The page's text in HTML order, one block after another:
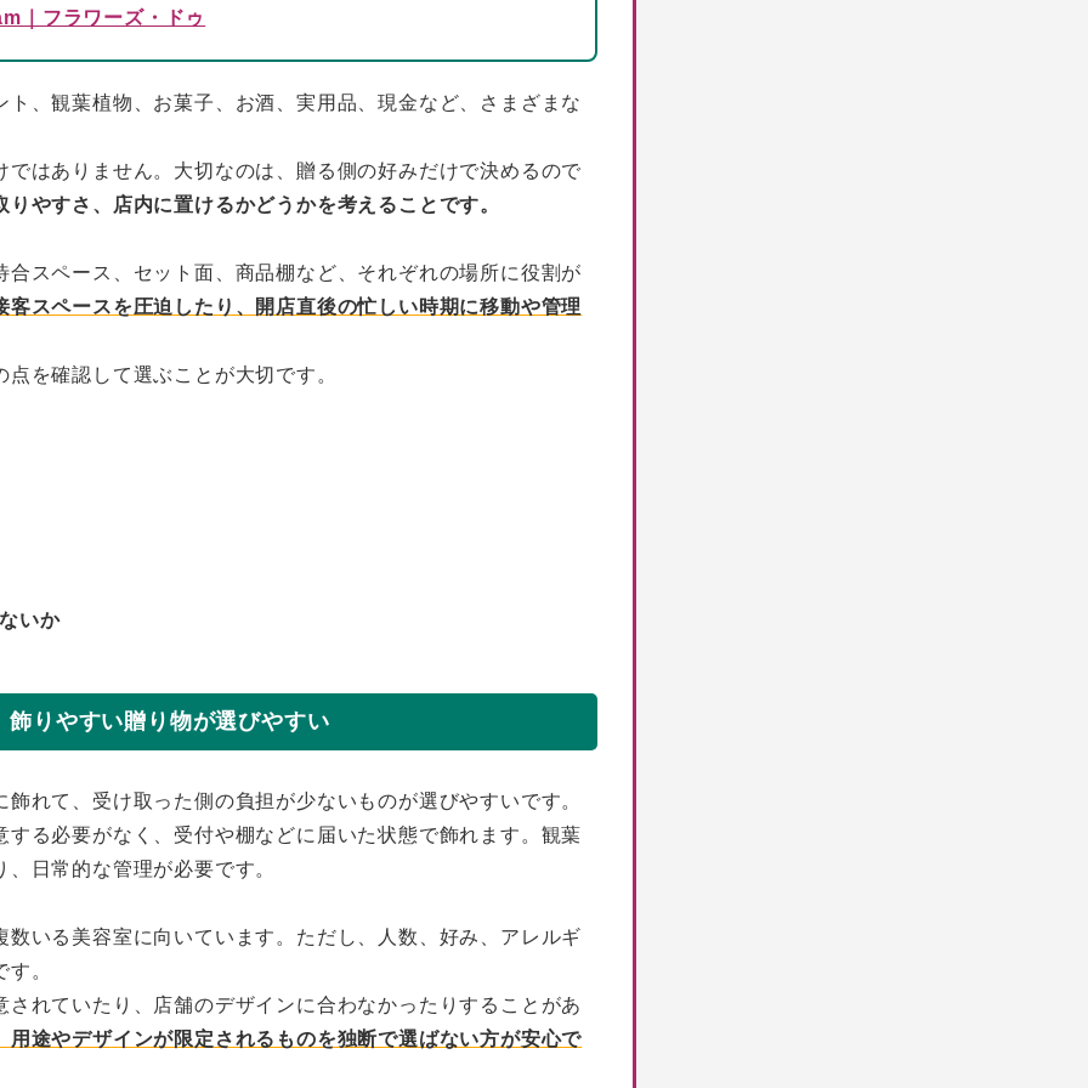
｜フラワーズ・ドゥ
、観葉植物、お菓子、お酒、実用品、現金など、さまざまな
はありません。大切なのは、贈る側の好みだけで決めるので
やすさ、店内に置けるかどうかを考えることです。
スペース、セット面、商品棚など、それぞれの場所に役割が
スペースを圧迫したり、開店直後の忙しい時期に移動や管理
を確認して選ぶことが大切です。
いか
飾りやすい贈り物が選びやすい
れて、受け取った側の負担が少ないものが選びやすいです。
する必要がなく、受付や棚などに届いた状態で飾れます。観葉
日常的な管理が必要です。
いる美容室に向いています。ただし、人数、好み、アレルギ
。
れていたり、店舗のデザインに合わなかったりすることがあ
途やデザインが限定されるものを独断で選ばない方が安心で